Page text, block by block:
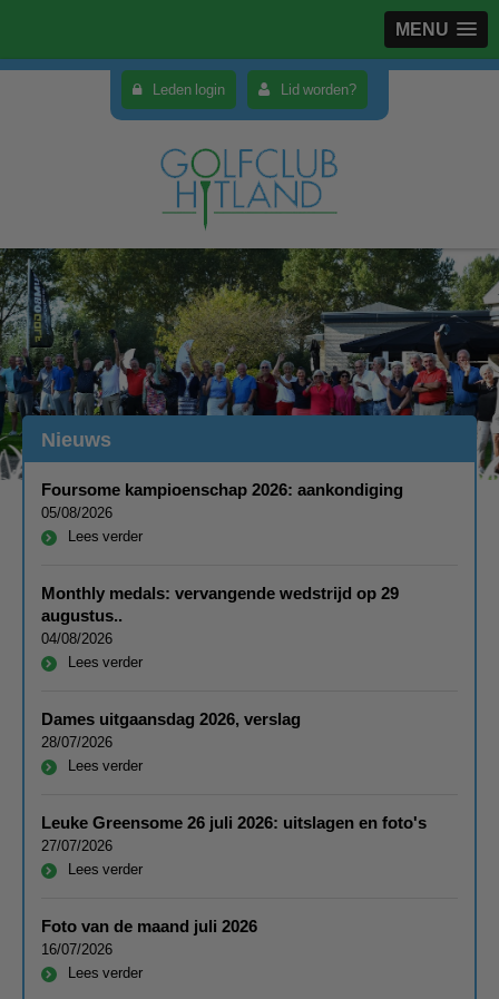
MENU
Leden login Lid worden?
Nieuws
Foursome kampioenschap 2026: aankondiging
05/08/2026
Lees verder
Monthly medals: vervangende wedstrijd op 29
augustus..
04/08/2026
Lees verder
Dames uitgaansdag 2026, verslag
28/07/2026
Lees verder
Leuke Greensome 26 juli 2026: uitslagen en foto's
27/07/2026
Lees verder
Foto van de maand juli 2026
16/07/2026
Lees verder